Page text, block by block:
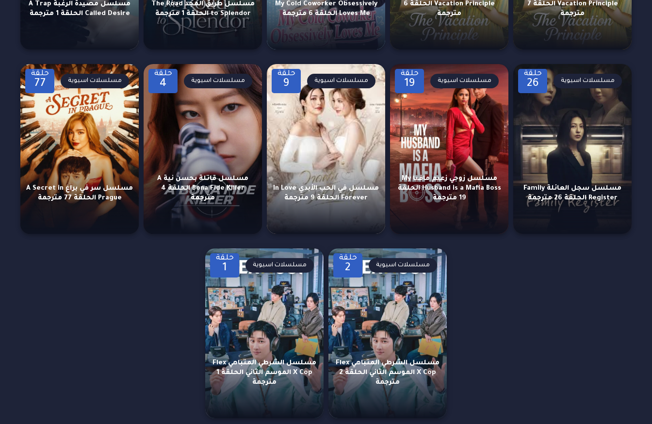
Vacation Principle الحلقة 7
مترجمة
Vacation Principle الحلقة 6
مترجمة
My Cold Coworker Obsessively
Loves Me الحلقة 6 مترجمة
مسلسل طريق المجد The Road
to Splendor الحلقة 1 مترجمة
مسلسل مصيدة الرغبة A Trap
Called Desire الحلقة 1 مترجمة
حلقة
26
مسلسل سجل العائلة Family
Register الحلقة 26 مترجمة
مسلسلات اسيوية
حلقة
19
مسلسل زوجي زعيم مافيا My
Husband is a Mafia Boss الحلقة
19 مترجمة
مسلسلات اسيوية
حلقة
9
مسلسل في الحب الأبدي In Love
Forever الحلقة 9 مترجمة
مسلسلات اسيوية
حلقة
4
مسلسل قاتلة بحسن نية A
Bona Fide Killer الحلقة 4
مترجمة
مسلسلات اسيوية
حلقة
77
مسلسل سر في براغ A Secret in
Prague الحلقة 77 مترجمة
مسلسلات اسيوية
حلقة
2
مسلسل الشرطي المتباهي Flex
X Cop الموسم الثاني الحلقة 2
مترجمة
مسلسلات اسيوية
حلقة
1
مسلسل الشرطي المتباهي Flex
X Cop الموسم الثاني الحلقة 1
مترجمة
مسلسلات اسيوية